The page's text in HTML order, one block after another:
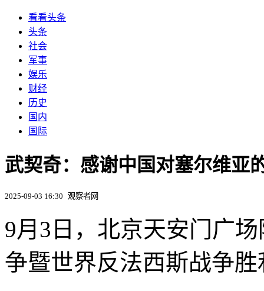
看看头条
头条
社会
军事
娱乐
财经
历史
国内
国际
武契奇：感谢中国对塞尔维亚
2025-09-03 16:30 观察者网
9月3日，北京天安门广
争暨世界反法西斯战争